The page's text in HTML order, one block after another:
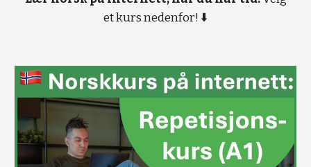
et kurs nedenfor! ⬇️